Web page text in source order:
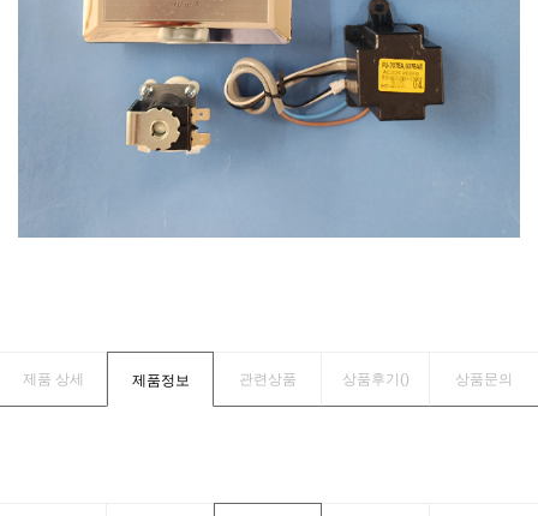
제품 상세 제품정보 관련상품 상품후기() 상품문의